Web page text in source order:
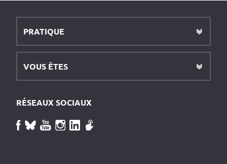
PRATIQUE
VOUS ÊTES
RÉSEAUX SOCIAUX